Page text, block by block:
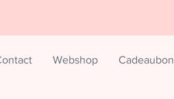
Webshop Cadeaubon